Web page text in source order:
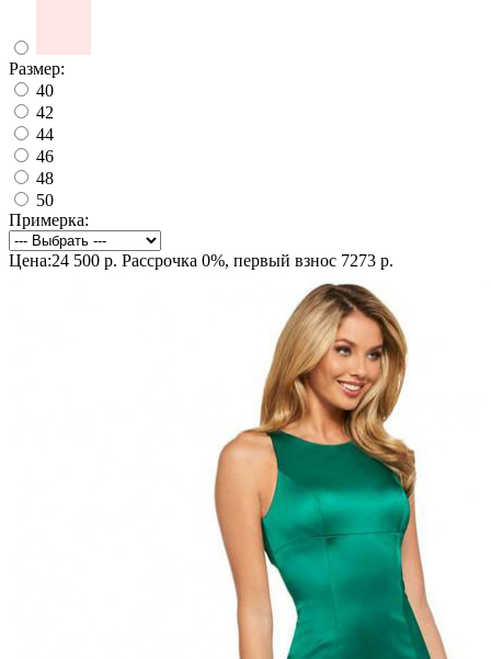
Размер:
40
42
44
46
48
50
Примерка:
Цена:24 500 р. Рассрочка 0%, первый взнос 7273 р.